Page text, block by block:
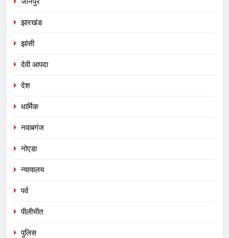
झारखंड
झांसी
देवी आपदा
देश
धार्मिक
नवाबगंज
नोएडा
न्यायालय
पर्व
पीलीभीत
पुलिस